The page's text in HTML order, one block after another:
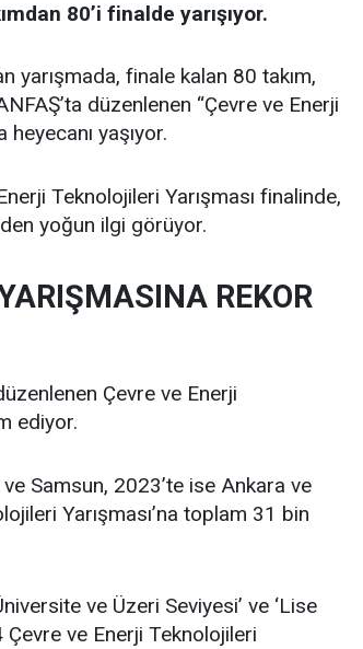
80’i finalde yarışıyor.
yarışmada, finale kalan 80 takım,
düzenlenen “Çevre ve Enerji
yaşıyor.
Teknolojileri Yarışması finalinde,
yoğun ilgi görüyor.
REKOR
Çevre ve Enerji
ediyor.
Samsun, 2023’te ise Ankara ve
Yarışması’na toplam 31 bin
ve Üzeri Seviyesi’ ve ‘Lise
ve Enerji Teknolojileri